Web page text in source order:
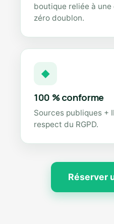
boutique reliée à
zéro doublon.
◆
100 % conforme
Sources publiques +
respect du RGPD.
Réserver